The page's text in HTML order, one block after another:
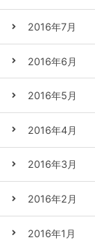
2016年7月
2016年6月
2016年5月
2016年4月
2016年3月
2016年2月
2016年1月